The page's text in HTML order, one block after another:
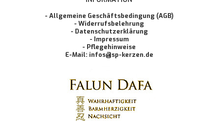
- Allgemeine Geschäftsbedingung (AGB)
- Widerrufsbelehrung
- Datenschutzerklärung
- Impressum
- Pflegehinweise
E-Mail: infos@sp-kerzen.de